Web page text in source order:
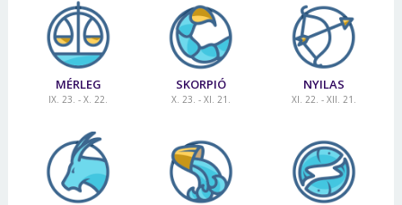
MÉRLEG
IX. 23. - X. 22.
SKORPIÓ
X. 23. - XI. 21.
NYILAS
XI. 22. - XII. 21.